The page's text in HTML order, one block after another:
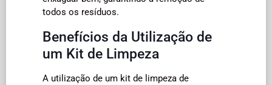
todos os resíduos.
Benefícios da Utilização de
um Kit de Limpeza
A utilização de um kit de limpeza de